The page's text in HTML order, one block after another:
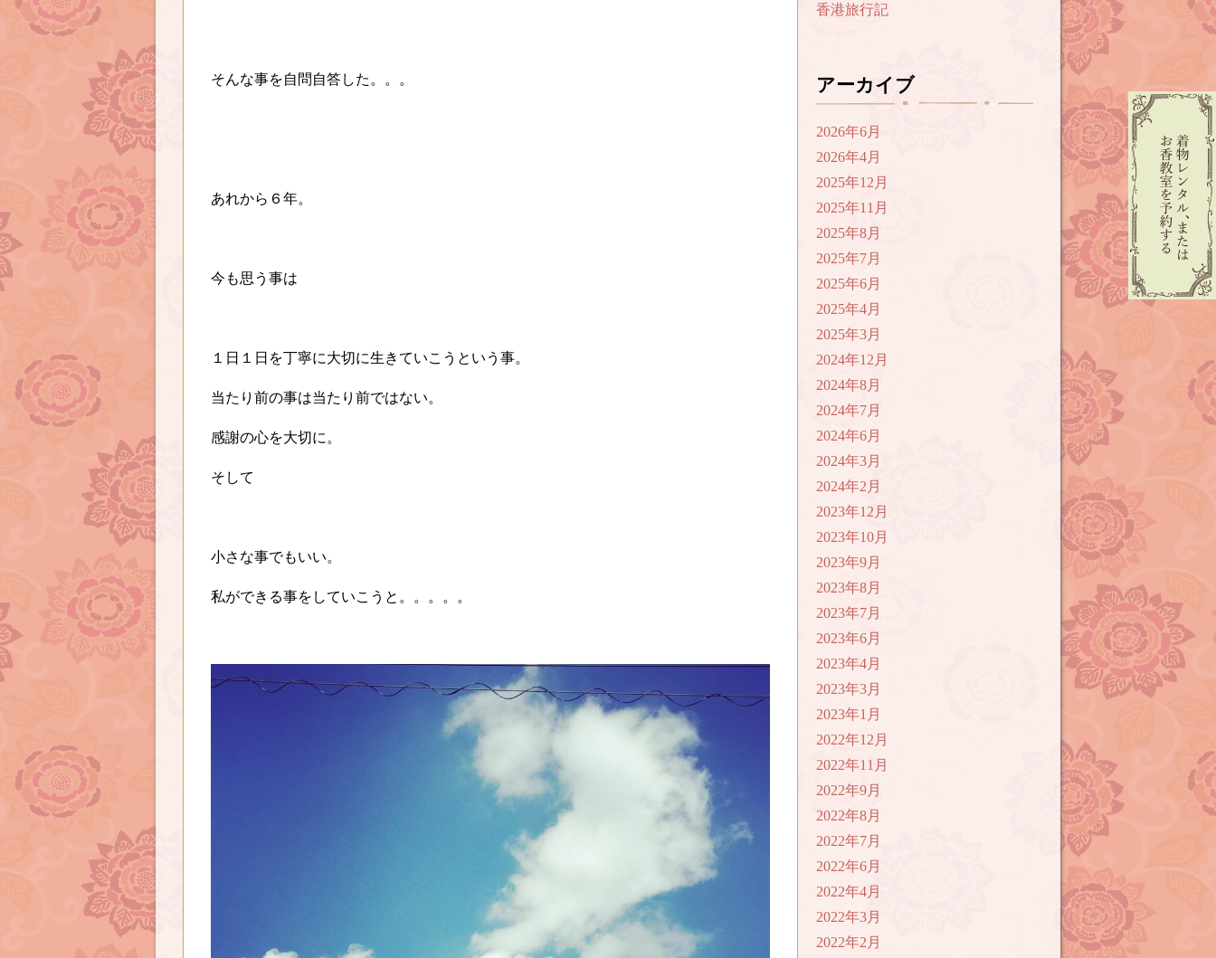
そんな事を自問自答した。。。
あれから６年。
今も思う事は
１日１日を丁寧に大切に生きていこうという事。
当たり前の事は当たり前ではない。
感謝の心を大切に。
そして
小さな事でもいい。
私ができる事をしていこうと。。。。。
香港旅行記
アーカイブ
2026年6月
2026年4月
2025年12月
2025年11月
2025年8月
2025年7月
2025年6月
2025年4月
2025年3月
2024年12月
2024年8月
2024年7月
2024年6月
2024年3月
2024年2月
2023年12月
2023年10月
2023年9月
2023年8月
2023年7月
2023年6月
2023年4月
2023年3月
2023年1月
2022年12月
2022年11月
2022年9月
2022年8月
2022年7月
2022年6月
2022年4月
2022年3月
2022年2月